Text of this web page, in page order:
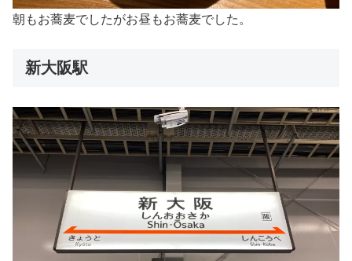
朝もお蕎麦でしたがお昼もお蕎麦でした。
新大阪駅